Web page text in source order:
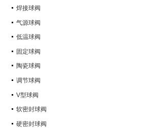
焊接球阀
气源球阀
低温球阀
固定球阀
陶瓷球阀
调节球阀
V型球阀
软密封球阀
硬密封球阀